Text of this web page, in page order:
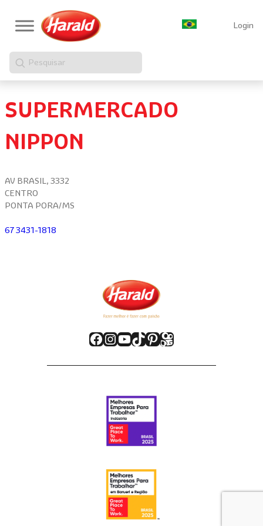
Login
Pesquisar
SUPERMERCADO
NIPPON
AV BRASIL, 3332
CENTRO
PONTA PORA/MS
67 3431-1818
Facebook
Instagram
Youtube
TikTok
Pinterest
Kwai